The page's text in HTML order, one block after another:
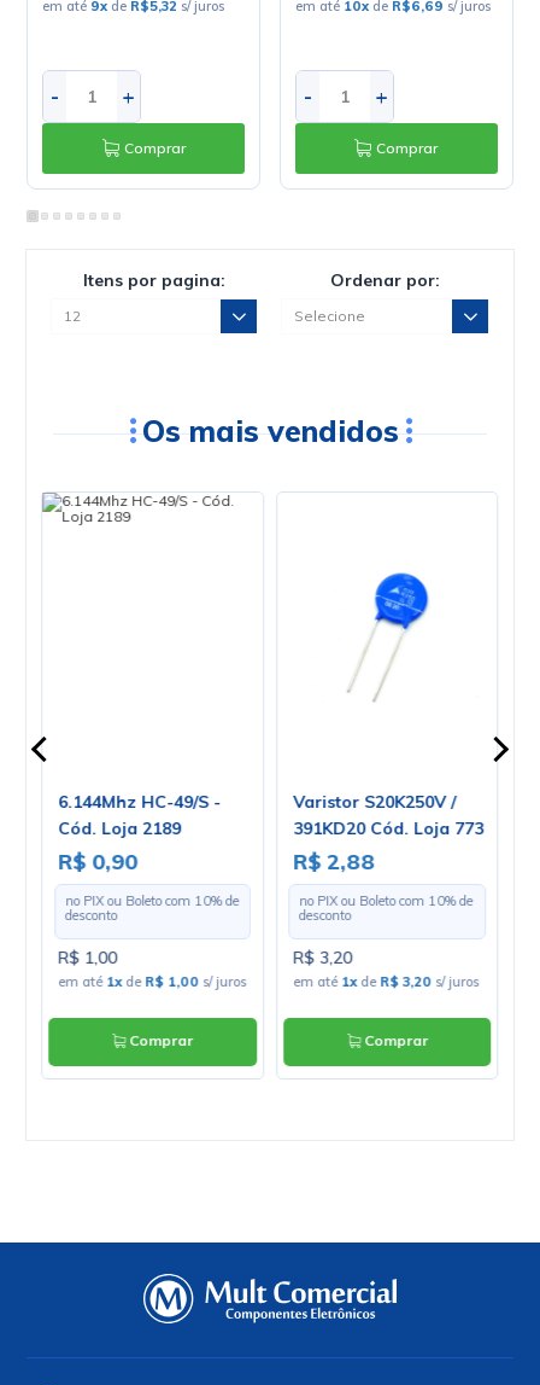
em até 9x de R$5,32 s/ juros
- +
Comprar
em até 10x de R$6,69 s/ juros
- +
Comprar
Itens por pagina: Ordenar por:
Os mais vendidos
6.144Mhz HC-49/S -
Cód. Loja 2189
R$ 0,90
no PIX ou Boleto com 10% de
desconto
R$ 1,00
em até 1xde R$ 1,00 s/ juros
Comprar
Varistor S20K250V /
391KD20 Cód. Loja 773
R$ 2,88
no PIX ou Boleto com 10% de
desconto
R$ 3,20
em até 1xde R$ 3,20 s/ juros
Comprar